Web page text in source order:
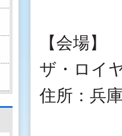
【会場】
ザ・ロイ
住所：兵